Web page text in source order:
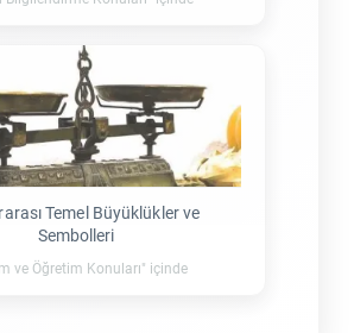
Temel Büyüklükler ve
Sembolleri
ve Öğretim Konuları" içinde